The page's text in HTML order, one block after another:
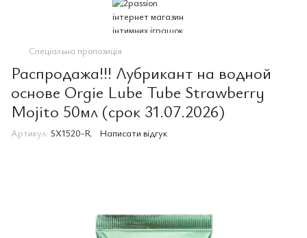
Спеціальна пропозиція
Распродажа!!! Лубрикант на водной
основе Orgie Lube Tube Strawberry
Mojito 50мл (срок 31.07.2026)
Артикул: SX1520-R Написати відгук